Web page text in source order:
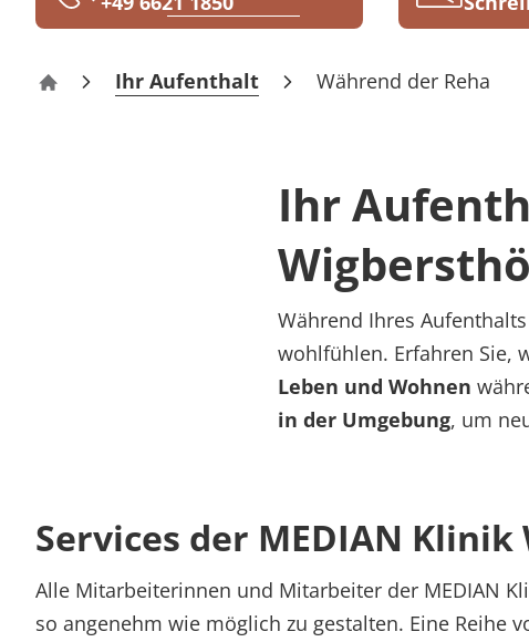
Rheumatologie
Klinik Wigbertshöhe
Ihr Aufenthalt Während der Reha
Ihr
Während Ihres
wohlfühlen. Erfahren Sie,
Leben und Wohnen
in der Umgebung, um
Services der MEDIAN
Alle Mitarbeiterinnen und Mitarbeiter der MEDIAN
so angenehm wie möglich zu gestalten. Eine Reihe